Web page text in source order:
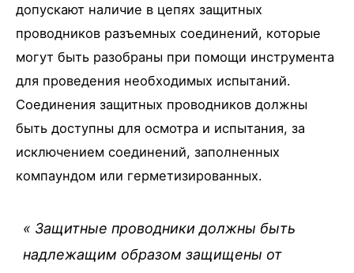
допускают наличие в цепях защитных
проводников разъемных соединений, которые
могут быть разобраны при помощи инструмента
для проведения необходимых испытаний.
Соединения защитных проводников должны
быть доступны для осмотра и испытания, за
исключением соединений, заполненных
компаундом или герметизированных.
« Защитные проводники должны быть
надлежащим образом защищены от